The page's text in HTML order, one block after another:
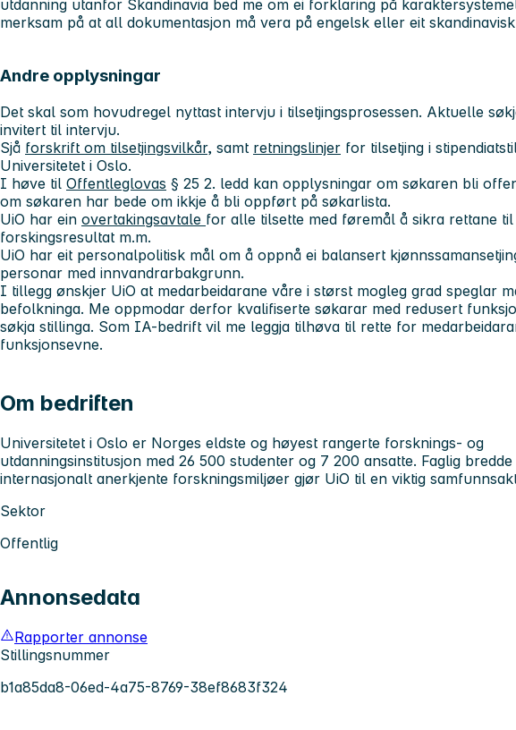
utdanning utanfor Skandinavia bed me om ei forklaring på
merksam på at all dokumentasjon må vera på engelsk eller eit
Andre opplysningar
Det skal som hovudregel nyttast intervju i tilsetjingsprosessen. Aktuelle
invitert til intervju.
Sjå forskrift om tilsetjingsvilkår, samt retningslinjer for tilsetjing i
Universitetet i Oslo.
I høve til Offentleglovas § 25 2. ledd kan opplysningar om søkaren bli
om søkaren har bede om ikkje å bli oppført på søkarlista.
UiO har ein overtakingsavtale for alle tilsette med føremål å sikra rettane til
forskingsresultat m.m.
UiO har eit personalpolitisk mål om å oppnå ei balansert
personar med innvandrarbakgrunn.
I tillegg ønskjer UiO at medarbeidarane våre i størst mogleg grad speglar
befolkninga. Me oppmodar derfor kvalifiserte søkarar med redusert
søkja stillinga. Som IA-bedrift vil me leggja tilhøva til rette for
funksjonsevne.
Om bedriften
Universitetet i Oslo er Norges eldste og høyest rangerte forsknings- og
utdanningsinstitusjon med 26 500 studenter og 7 200 ansatte. Faglig
internasjonalt anerkjente forskningsmiljøer gjør UiO til en viktig
Sektor
Offentlig
Annonsedata
Rapporter annonse
Stillingsnummer
b1a85da8-06ed-4a75-8769-38ef8683f324